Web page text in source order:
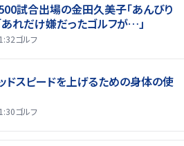
試合出場の金田久美子「あんびり
あれだけ嫌だったゴルフが…」
ゴルフ
ッドスピードを上げるための身体の使
ゴルフ